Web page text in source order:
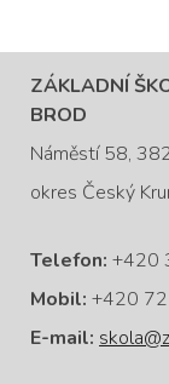
ZÁKLADNÍ
BROD
Náměstí 58,
okres Český
Telefon: +420
Mobil: +420
E-mail: